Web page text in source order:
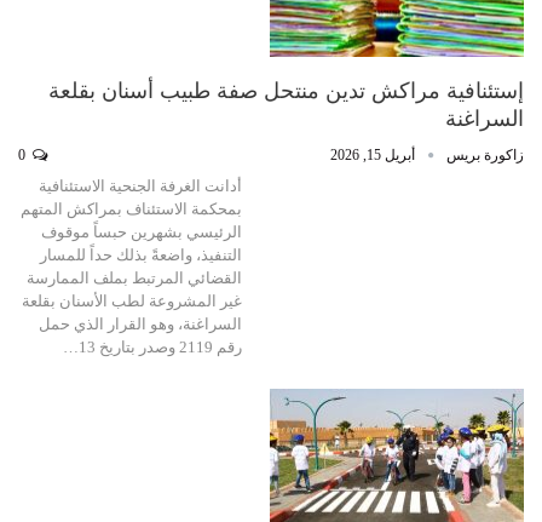
إستئنافية مراكش تدين منتحل صفة طبيب أسنان بقلعة
السراغنة
زاكورة بريس أبريل 15, 2026
أدانت الغرفة الجنحية الاستئنافية
بمحكمة الاستئناف بمراكش المتهم
الرئيسي بشهرين حبساً موقوف
التنفيذ، واضعةً بذلك حداً للمسار
القضائي المرتبط بملف الممارسة
غير المشروعة لطب الأسنان بقلعة
السراغنة، وهو القرار الذي حمل
رقم 2119 وصدر بتاريخ 13…